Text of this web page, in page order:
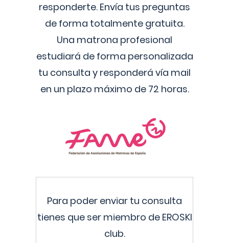
responderte. Envía tus preguntas
de forma totalmente gratuita.
Una matrona profesional
estudiará de forma personalizada
tu consulta y responderá vía mail
en un plazo máximo de 72 horas.
Para poder enviar tu consulta
tienes que ser miembro de EROSKI
club.